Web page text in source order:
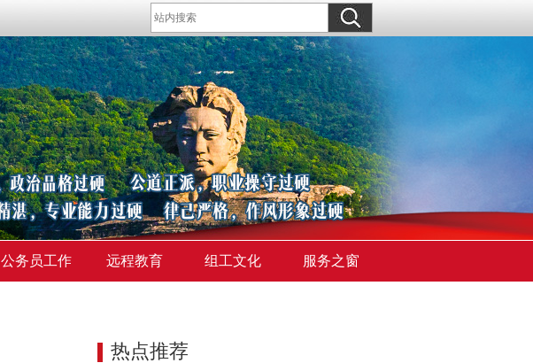
公务员工作 远程教育 组工文化 服务之窗
热点推荐